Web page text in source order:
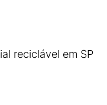
reciclável em SP